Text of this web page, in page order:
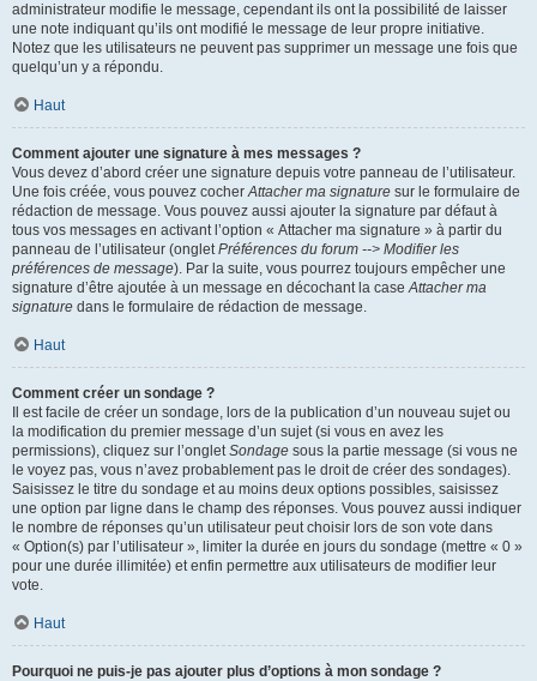
administrateur modifie le message, cependant ils ont la possibilité de laisser
une note indiquant qu’ils ont modifié le message de leur propre initiative.
Notez que les utilisateurs ne peuvent pas supprimer un message une fois que
quelqu’un y a répondu.
Haut
Comment ajouter une signature à mes messages ?
Vous devez d’abord créer une signature depuis votre panneau de l’utilisateur.
Une fois créée, vous pouvez cocherAttacher ma signature sur le formulaire de
rédaction de message. Vous pouvez aussi ajouter la signature par défaut à
tous vos messages en activant l’option « Attacher ma signature » à partir du
panneau de l’utilisateur (ongletPréférences du forum --> Modifier les
préférences de message). Par la suite, vous pourrez toujours empêcher une
signature d’être ajoutée à un message en décochant la caseAttacher ma
signature dans le formulaire de rédaction de message.
Haut
Comment créer un sondage ?
Il est facile de créer un sondage, lors de la publication d’un nouveau sujet ou
la modification du premier message d’un sujet (si vous en avez les
permissions), cliquez sur l’ongletSondage sous la partie message (si vous ne
le voyez pas, vous n’avez probablement pas le droit de créer des sondages).
Saisissez le titre du sondage et au moins deux options possibles, saisissez
une option par ligne dans le champ des réponses. Vous pouvez aussi indiquer
le nombre de réponses qu’un utilisateur peut choisir lors de son vote dans
« Option(s) par l’utilisateur », limiter la durée en jours du sondage (mettre « 0 »
pour une durée illimitée) et enfin permettre aux utilisateurs de modifier leur
vote.
Haut
Pourquoi ne puis-je pas ajouter plus d’options à mon sondage ?